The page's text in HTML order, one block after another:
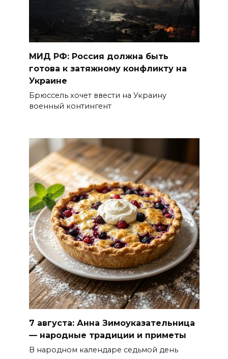
МИД РФ: Россия должна быть
готова к затяжному конфликту на
Украине
Брюссель хочет ввести на Украину
военный контингент
7 августа: Анна Зимоуказательница
— народные традиции и приметы
В народном календаре седьмой день